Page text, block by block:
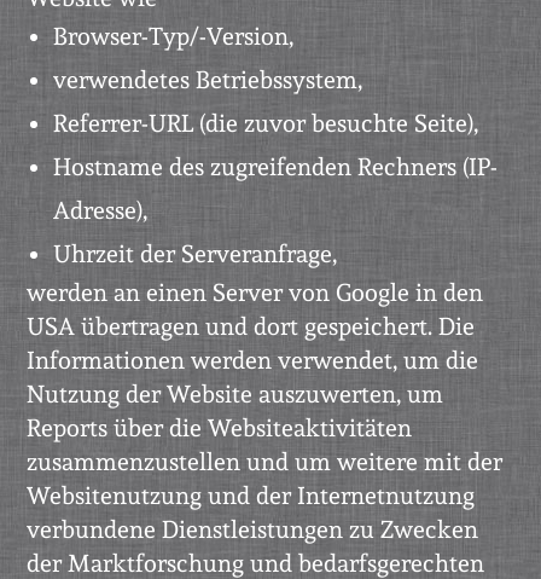
Browser-Typ/-Version,
verwendetes Betriebssystem,
Referrer-URL (die zuvor besuchte Seite),
Hostname des zugreifenden Rechners (IP-
Adresse),
Uhrzeit der Serveranfrage,
werden an einen Server von Google in den
USA übertragen und dort gespeichert. Die
Informationen werden verwendet, um die
Nutzung der Website auszuwerten, um
Reports über die Websiteaktivitäten
zusammenzustellen und um weitere mit der
Websitenutzung und der Internetnutzung
verbundene Dienstleistungen zu Zwecken
der Marktforschung und bedarfsgerechten